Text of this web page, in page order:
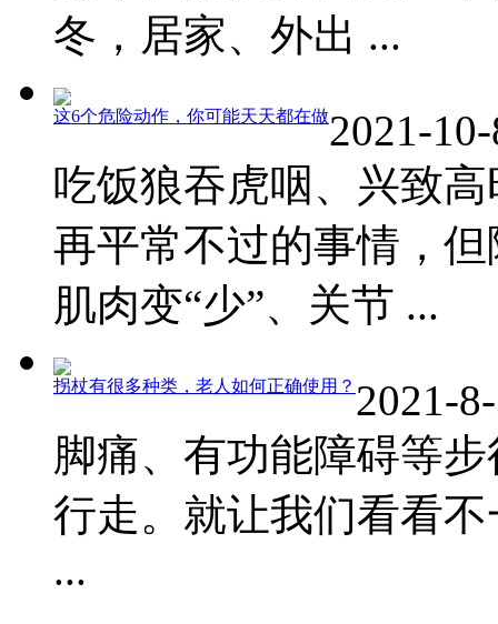
冬，居家、外出 ...
这6个危险动作，你可能天天都在做2021-
吃饭狼吞虎咽、兴致
再平常不过的事情，
肌肉变“少”、关节 ...
拐杖有很多种类，老人如何正确使用？ 2021-
脚痛、有功能障碍等
行走。就让我们看看
...